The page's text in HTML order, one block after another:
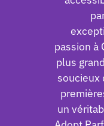
passion à
plus
soucieux
un